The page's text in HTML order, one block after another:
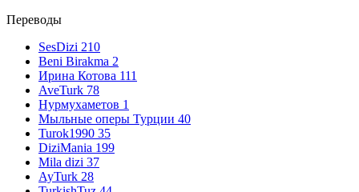
Переводы
SesDizi 210
Beni Birakma 2
Ирина Котова 111
AveTurk 78
Нурмухаметов 1
Мыльные оперы Турции 40
Turok1990 35
DiziMania 199
Mila dizi 37
AyTurk 28